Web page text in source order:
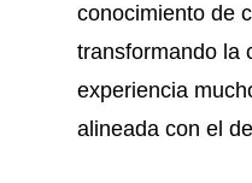
conocimiento de
transformando la
experiencia
alineada con el